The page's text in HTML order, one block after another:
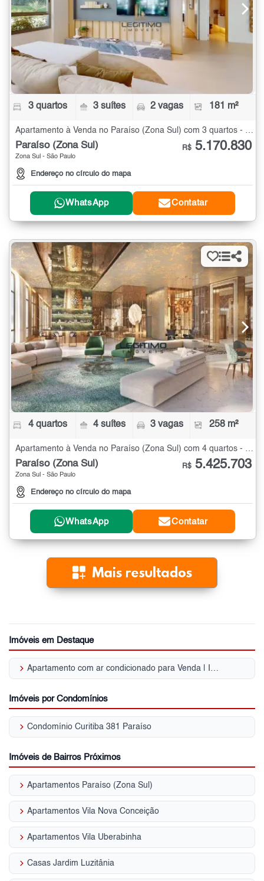
3 quartos 3 suítes 2 vagas 181 m²
Paraíso (Zona Sul)
Zona Sul - São Paulo
Endereço no círculo do mapa
R$ 5.170.830
WhatsApp Contatar
4 quartos 4 suítes 3 vagas 258 m²
Apartamento à Venda no Paraíso (Zona Sul) com 4 quartos - 258 m²
Paraíso (Zona Sul)
Zona Sul - São Paulo
Endereço no círculo do mapa
R$ 5.425.703
WhatsApp Contatar
Imóveis em Destaque
keyboard_arrow_right Apartamento com ar condicionado para Venda | Ibirapuera
Imóveis por Condomínios
keyboard_arrow_right Condomínio Curitiba 381 Paraíso
Imóveis de Bairros Próximos
keyboard_arrow_right Apartamentos Paraíso (Zona Sul)
keyboard_arrow_right Apartamentos Vila Nova Conceição
keyboard_arrow_right Apartamentos Vila Uberabinha
keyboard_arrow_right Casas Jardim Luzitânia